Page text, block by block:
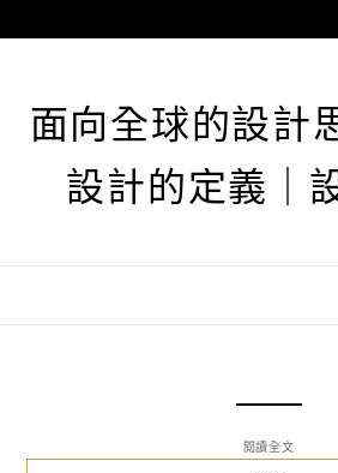
至
面向全球的設計
設計的定義｜
閱讀全文